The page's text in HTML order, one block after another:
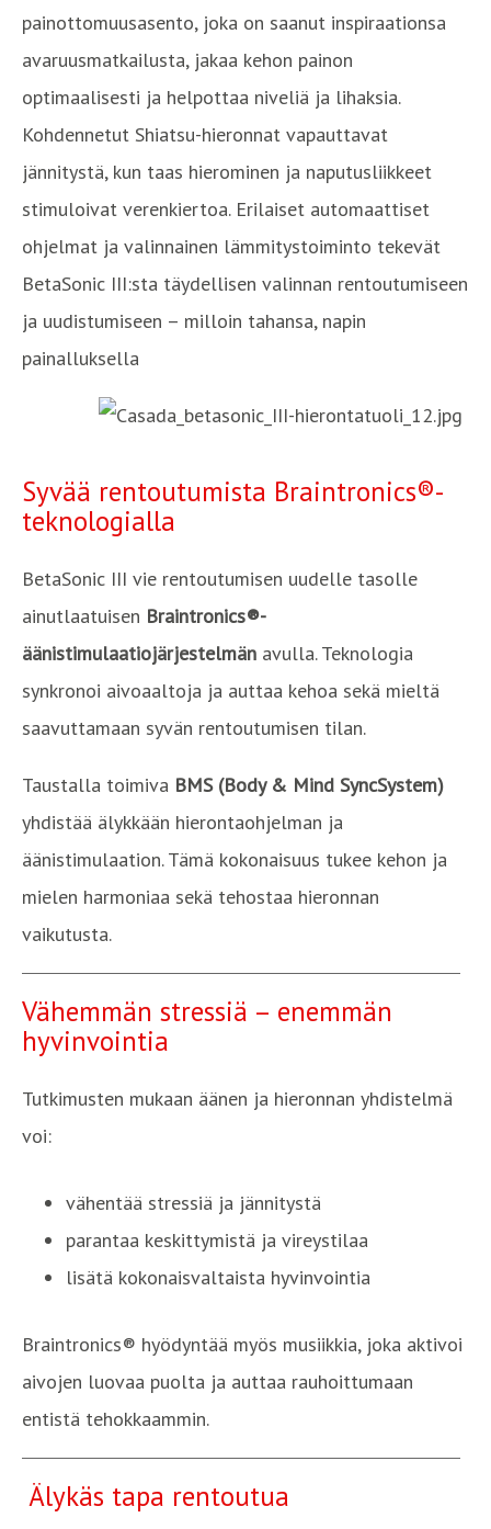
painottomuusasento, joka on saanut inspiraationsa
avaruusmatkailusta, jakaa kehon painon
optimaalisesti ja helpottaa niveliä ja lihaksia.
Kohdennetut Shiatsu-hieronnat vapauttavat
jännitystä, kun taas hierominen ja naputusliikkeet
stimuloivat verenkiertoa. Erilaiset automaattiset
ohjelmat ja valinnainen lämmitystoiminto tekevät
BetaSonic III:sta täydellisen valinnan rentoutumiseen
ja uudistumiseen – milloin tahansa, napin
painalluksella
Syvää rentoutumista Braintronics®-
teknologialla
BetaSonic III vie rentoutumisen uudelle tasolle
ainutlaatuisen Braintronics®-
äänistimulaatiojärjestelmän avulla. Teknologia
synkronoi aivoaaltoja ja auttaa kehoa sekä mieltä
saavuttamaan syvän rentoutumisen tilan.
Taustalla toimiva BMS (Body & Mind SyncSystem)
yhdistää älykkään hierontaohjelman ja
äänistimulaation. Tämä kokonaisuus tukee kehon ja
mielen harmoniaa sekä tehostaa hieronnan
vaikutusta.
Vähemmän stressiä – enemmän
hyvinvointia
Tutkimusten mukaan äänen ja hieronnan yhdistelmä
voi:
vähentää stressiä ja jännitystä
parantaa keskittymistä ja vireystilaa
lisätä kokonaisvaltaista hyvinvointia
Braintronics® hyödyntää myös musiikkia, joka aktivoi
aivojen luovaa puolta ja auttaa rauhoittumaan
entistä tehokkaammin.
Älykäs tapa rentoutua